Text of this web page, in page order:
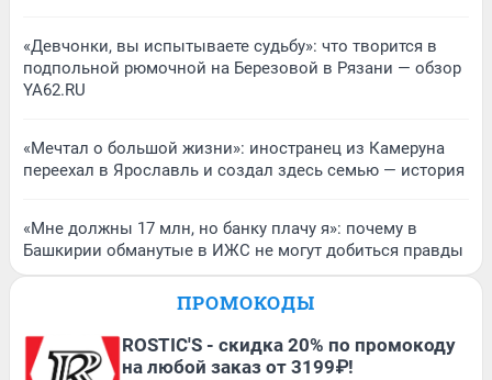
«Девчонки, вы испытываете судьбу»: что творится в
подпольной рюмочной на Березовой в Рязани — обзор
YA62.RU
«Мечтал о большой жизни»: иностранец из Камеруна
переехал в Ярославль и создал здесь семью — история
«Мне должны 17 млн, но банку плачу я»: почему в
Башкирии обманутые в ИЖС не могут добиться правды
ПРОМОКОДЫ
ROSTIC'S - скидка 20% по промокоду
на любой заказ от 3199₽!